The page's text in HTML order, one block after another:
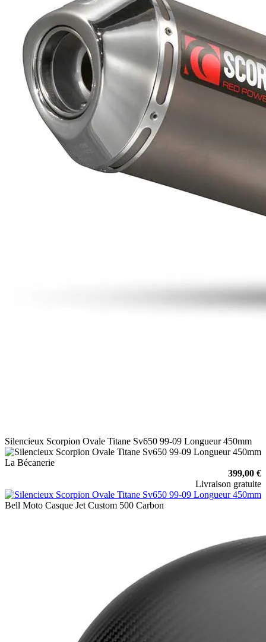
Silencieux Scorpion Ovale Titane Sv650 99-09 Longueur 450mm
La Bécanerie
399,00 €
Livraison gratuite
Bell Moto Casque Jet Custom 500 Carbon